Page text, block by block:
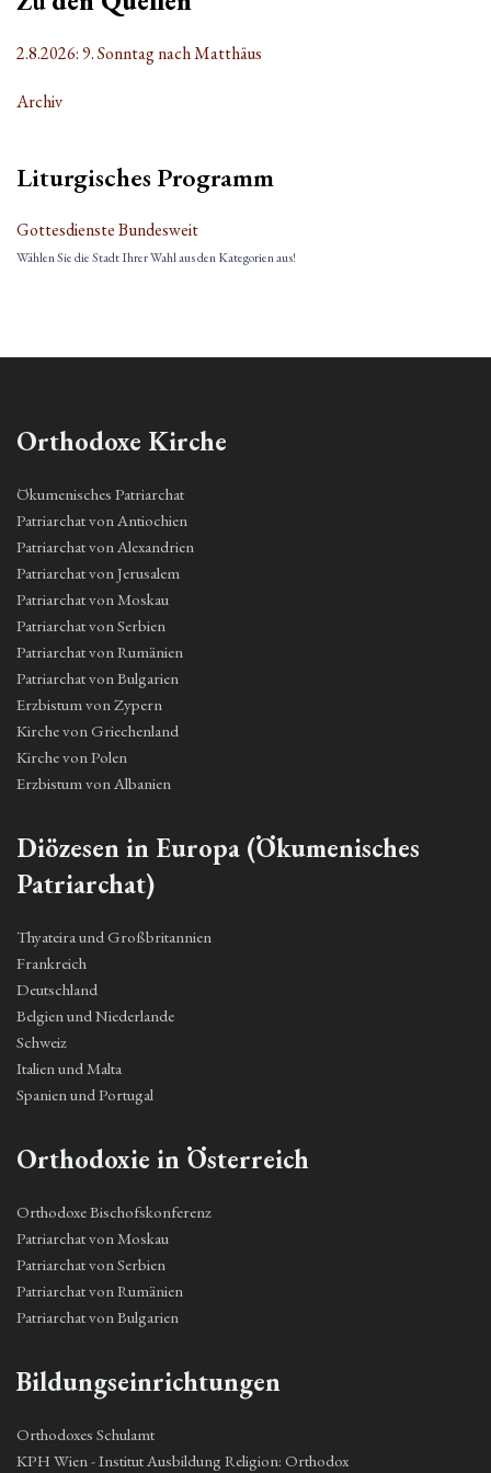
2.8.2026: 9. Sonntag nach Matthäus
Archiv
Liturgisches Programm
Gottesdienste Bundesweit
Wählen Sie die Stadt Ihrer Wahl aus den Kategorien aus!
Orthodoxe Kirche
Ökumenisches Patriarchat
Patriarchat von Antiochien
Patriarchat von Alexandrien
Patriarchat von Jerusalem
Patriarchat von Moskau
Patriarchat von Serbien
Patriarchat von Rumänien
Patriarchat von Bulgarien
Erzbistum von Zypern
Kirche von Griechenland
Kirche von Polen
Erzbistum von Albanien
Diözesen in Europa (Ökumenisches
Patriarchat)
Thyateira und Großbritannien
Frankreich
Deutschland
Belgien und Niederlande
Schweiz
Italien und Malta
Spanien und Portugal
Orthodoxie in Österreich
Orthodoxe Bischofskonferenz
Patriarchat von Moskau
Patriarchat von Serbien
Patriarchat von Rumänien
Patriarchat von Bulgarien
Bildungseinrichtungen
Orthodoxes Schulamt
KPH Wien - Institut Ausbildung Religion: Orthodox